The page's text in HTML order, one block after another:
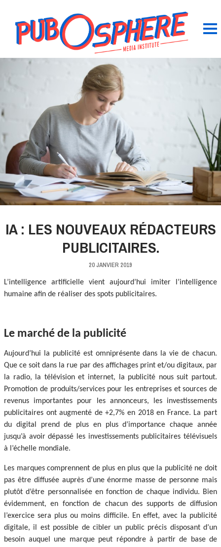
IA : LES NOUVEAUX RÉDACTEURS
PUBLICITAIRES.
20 JANVIER 2019
L’intelligence artificielle vient aujourd’hui imiter l’intelligence
humaine afin de réaliser des spots publicitaires.
Le marché de la publicité
Aujourd’hui la publicité est omniprésente dans la vie de chacun.
Que ce soit dans la rue par des affichages print et/ou digitaux, par
la radio, la télévision et internet, la publicité nous suit partout.
Promotion de produits/services pour les entreprises et sources de
revenus importantes pour les annonceurs, les investissements
publicitaires ont augmenté de +2,7% en 2018 en France. La part
du digital prend de plus en plus d’importance chaque année
jusqu’à avoir dépassé les investissements publicitaires télévisuels
à l’échelle mondiale.
Les marques comprennent de plus en plus que la publicité ne doit
pas être diffusée auprès d’une énorme masse de personne mais
plutôt d’être personnalisée en fonction de chaque individu. Bien
évidemment, en fonction de chacun des supports de diffusion
l’exercice sera plus ou moins difficile. En effet, avec la publicité
digitale, il est possible de cibler un public précis disposant d’un
besoin auquel une marque peut répondre à partir de base de